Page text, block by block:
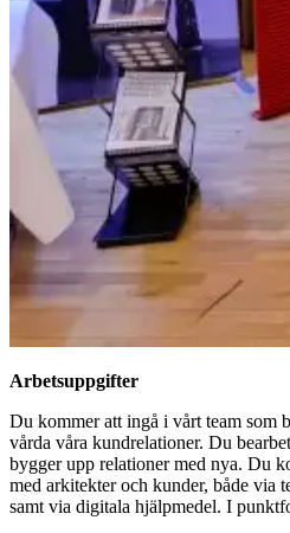
Arbetsuppgifter
Du kommer att ingå i vårt team som
vårda våra kundrelationer. Du
bygger upp relationer med nya. Du
med arkitekter och kunder, både via
samt via digitala hjälpmedel. I